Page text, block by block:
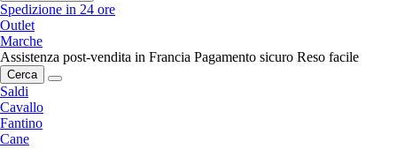
Spedizione in 24 ore
Outlet
Marche
Assistenza post-vendita in Francia Pagamento sicuro Reso facile
Cerca
Saldi
Cavallo
Fantino
Cane